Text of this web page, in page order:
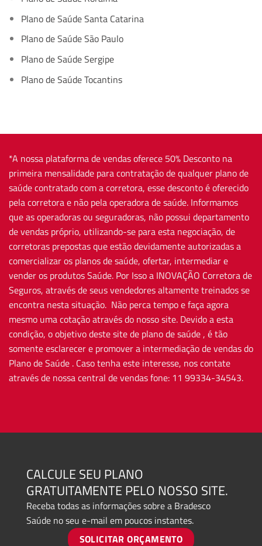
Plano de Saúde Santa Catarina
Plano de Saúde São Paulo
Plano de Saúde Sergipe
Plano de Saúde Tocantins
*A nossa plataforma de vendas oferece 50% Desconto na
primeira mensalidade para contratação de qualquer plano de
saúde contratado com a corretora, esse desconto é oferecido
pela corretora e não pela operadora de saúde. Informamos
que as operadoras ou seguradoras, não possui departamento
de vendas próprio, utilizando-se para esta negociação, de
corretoras prepostas que estão devidamente autorizadas a
comercializar os planos de saúde, ofertar, intermediar e
vender os produtos Saúde. Por Isso a INOVAÇÃO Corretora de
Seguros, através de seus vendedores altamente treinados se
encontra nesta situação. Não perca tempo e faça agora
mesmo uma cotação através do nosso site. Devido a esta
condição, o objetivo deste site de plano de saúde , é tão
somente esclarecer e promover a intermediação de vendas do
Plano de Saúde . Caso tenha este interesse, nos contate
através de nossa central de vendas fone: 11 99334-34543.
CALCULE SEU PLANO
GRATUITAMENTE PELO NOSSO SITE.
Receba todas as informações sobre a Bradesco
Saúde no seu e-mail em poucos instantes.
SOLICITAR ORÇAMENTO